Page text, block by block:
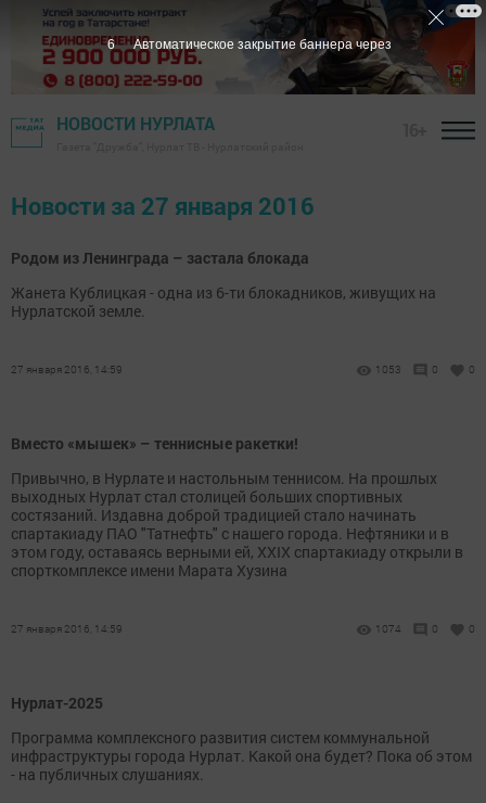
НОВОСТИ НУРЛАТА
Новости за 27 января 2016
Родом из Ленинграда – застала блокада
Жанета Кублицкая - одна из 6-ти блокадников, живущих на
Нурлатской земле.
27 января 2016, 14:59 1053 0 0
Вместо «мышек» – теннисные ракетки!
Привычно, в Нурлате и настольным теннисом. На прошлых
выходных Нурлат стал столицей больших спортивных
состязаний. Издавна доброй традицией стало начинать
спартакиаду ПАО "Татнефть" с нашего города. Нефтяники и в
этом году, оставаясь верными ей, XXIX спартакиаду открыли в
спорткомплексе имени Марата Хузина
27 января 2016, 14:59 1074 0 0
Нурлат-2025
Программа комплексного развития систем коммунальной
инфраструктуры города Нурлат. Какой она будет? Пока об этом
- на публичных слушаниях.
6 Автоматическое закрытие баннера через